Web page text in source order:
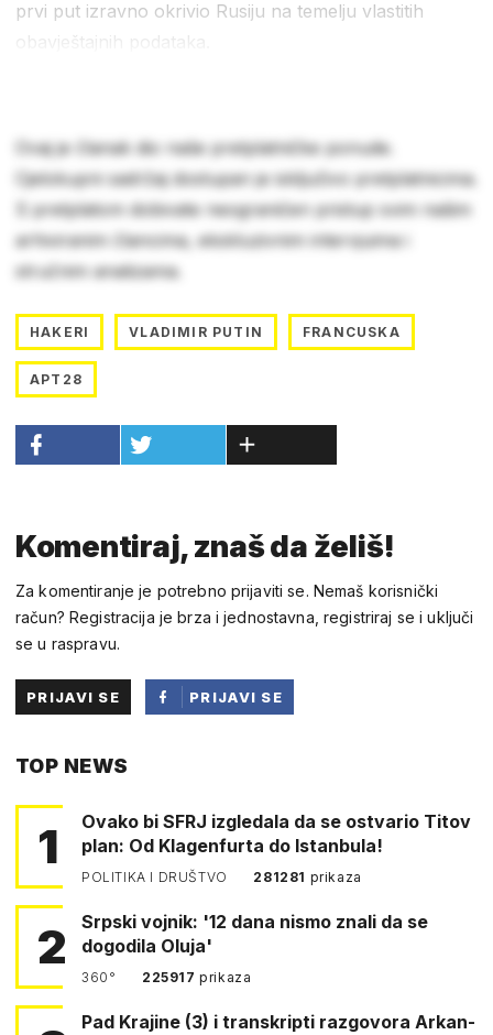
prvi put izravno okrivio Rusiju na temelju vlastitih
obavještajnih podataka.
Ovaj je članak dio naše pretplatničke ponude.
Cjelokupni sadržaj dostupan je isključivo pretplatnicima.
S pretplatom dobivate neograničen pristup svim našim
arhiviranim člancima, ekskluzivnim intervjuima i
stručnim analizama.
HAKERI VLADIMIR PUTIN FRANCUSKA
APT28
Komentiraj, znaš da želiš!
Za komentiranje je potrebno prijaviti se. Nemaš korisnički
račun? Registracija je brza i jednostavna, registriraj se i uključi
se u raspravu.
PRIJAVI SE
PRIJAVI SE
TOP NEWS
1
Ovako bi SFRJ izgledala da se ostvario Titov
plan: Od Klagenfurta do Istanbula!
POLITIKA I DRUŠTVO 281281 prikaza
2
Srpski vojnik: '12 dana nismo znali da se
dogodila Oluja'
360° 225917prikaza
Pad Krajine (3) i transkripti razgovora Arkan-